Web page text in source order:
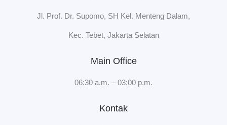
Jl. Prof. Dr. Supomo, SH Kel. Menteng Dalam,
Kec. Tebet, Jakarta Selatan
Main Office
06:30 a.m. – 03:00 p.m.
Kontak